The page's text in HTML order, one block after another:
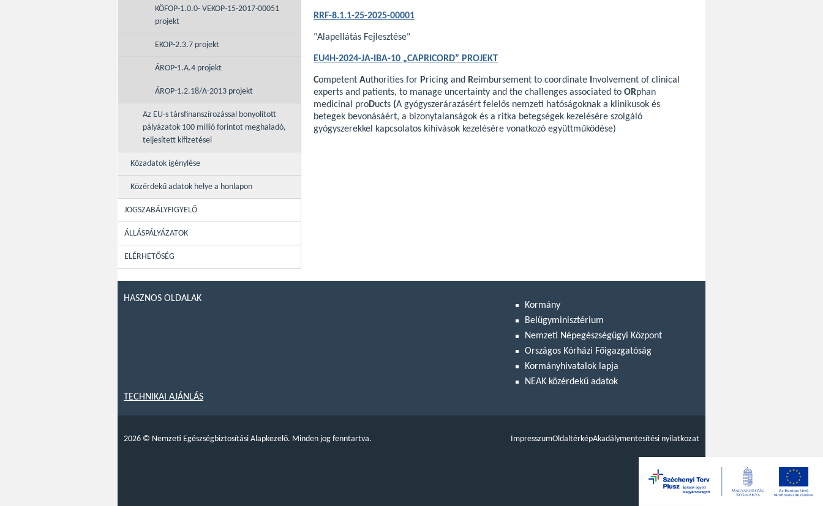
KÖFOP-1.0.0- VEKOP-15-2017-00051
projekt
EKOP-2.3.7 projekt
ÁROP-1.A.4 projekt
ÁROP-1.2.18/A-2013 projekt
Az EU-s társfinanszírozással bonyolított
pályázatok 100 millió forintot meghaladó,
teljesített kifizetései
Közadatok igénylése
Közérdekű adatok helye a honlapon
JOGSZABÁLYFIGYELŐ
ÁLLÁSPÁLYÁZATOK
ELÉRHETŐSÉG
RRF-8.1.1-25-2025-00001
"Alapellátás Fejlesztése"
EU4H-2024-JA-IBA-10 „CAPRICORD” PROJEKT
Competent Authorities for Pricing and Reimbursement to coordinate nvolvement of clinical
experts and patients, to manage uncertainty and the challenges associated to ORphan
medicinal proDucts (A gyógyszerárazásért felelős nemzeti hatóságoknak a klinikusok és
betegek bevonásáért, a bizonytalanságok és a ritka betegségek kezelésére szolgáló
gyógyszerekkel kapcsolatos kihívások kezelésére vonatkozó együttműködése)
HASZNOS OLDALAK
Kormány
Belügyminisztérium
Nemzeti Népegészségügyi Központ
Országos Kórházi Főigazgatóság
Kormányhivatalok lapja
NEAK közérdekű adatok
TECHNIKAI AJÁNLÁS
2026 © Nemzeti Egészségbiztosítási Alapkezelő. Minden jog fenntartva. ImpresszumOldaltérképAkadálymentesítési nyilatkozat